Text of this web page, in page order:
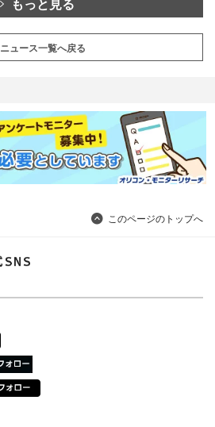
ニュース一覧へ戻る
このページのトップへ